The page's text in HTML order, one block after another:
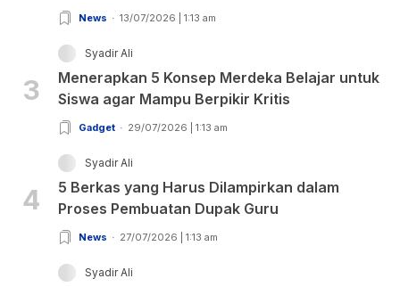
News 13/07/2026 | 1:13 am
3
Syadir Ali
Menerapkan 5 Konsep Merdeka Belajar untuk
Siswa agar Mampu Berpikir Kritis
Gadget 29/07/2026 | 1:13 am
4
Syadir Ali
5 Berkas yang Harus Dilampirkan dalam
Proses Pembuatan Dupak Guru
News 27/07/2026 | 1:13 am
Syadir Ali